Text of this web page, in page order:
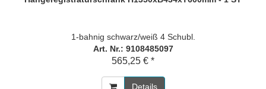
1-bahnig schwarz/weiß 4 Schubl.
Art. Nr.: 9108485097
565,25 € *
Details